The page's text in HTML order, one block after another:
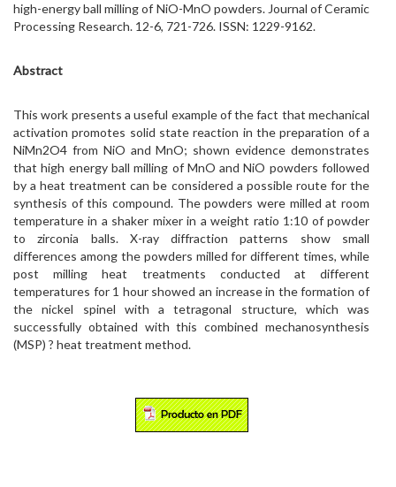
high-energy ball milling of NiO-MnO powders. Journal of Ceramic
Processing Research. 12-6, 721-726. ISSN: 1229-9162.
Abstract
This work presents a useful example of the fact that mechanical
activation promotes solid state reaction in the preparation of a
NiMn2O4 from NiO and MnO; shown evidence demonstrates
that high energy ball milling of MnO and NiO powders followed
by a heat treatment can be considered a possible route for the
synthesis of this compound. The powders were milled at room
temperature in a shaker mixer in a weight ratio 1:10 of powder
to zirconia balls. X-ray diffraction patterns show small
differences among the powders milled for different times, while
post milling heat treatments conducted at different
temperatures for 1 hour showed an increase in the formation of
the nickel spinel with a tetragonal structure, which was
successfully obtained with this combined mechanosynthesis
(MSP) ? heat treatment method.